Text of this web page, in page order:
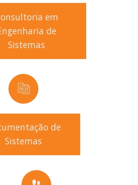
em
de
Sistemas
de
Sistemas